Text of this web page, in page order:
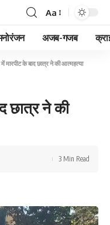
Font
Resizer
Aa
अजब-गजब
मारपीट के बाद छात्र ने की आत्महत्या
छात्र ने की
3 Min Read